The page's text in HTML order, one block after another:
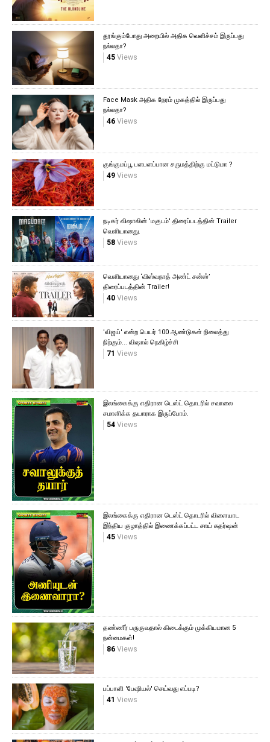
தூங்கும்போது அறையில் அதிக வெளிச்சம் இருப்பது
நல்லதா?
45Views
Face Mask அதிக நேரம் முகத்தில் இருப்பது
நல்லதா?
46Views
குங்குமப்பூ பளபளப்பான சருமத்திற்கு மட்டுமா ?
49Views
நடிகர் விஷாலின் 'மகுடம்' திரைப்படத்தின் Trailer
வெளியானது.
58Views
வெளியானது ‘விஸ்வநாத் அண்ட் சன்ஸ்’
திரைப்படத்தின் Trailer!
40Views
'விஜய்' என்ற பெயர் 100 ஆண்டுகள் நிலைத்து
நிற்கும்... விஷால் நெகிழ்ச்சி
71 Views
இலங்கைக்கு எதிரான டெஸ்ட் தொடரில் சவாலை
சமாளிக்க தயாராக இருப்போம்.
54Views
இலங்கைக்கு எதிரான டெஸ்ட் தொடரில் விளையாட
இந்திய குழாத்தில் இணைக்கப்பட்ட சாய் சுதர்ஷன்
45Views
தண்ணீர் பருகுவதால் கிடைக்கும் முக்கியமான 5
நன்மைகள்!
86Views
பப்பாளி 'பேஷியல்' செய்வது எப்படி?
41 Views